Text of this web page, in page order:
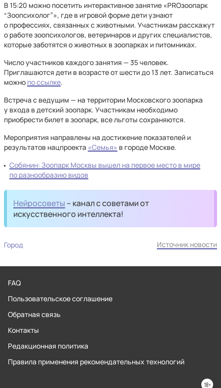
В 15:20 можно посетить интерактивное занятие «PROзоопарк
“Зоопсихолог”», где в игровой форме дети узнают
о профессиях, связанных с животными. Участникам расскажут
о работе зоопсихологов, ветеринаров и других специалистов,
которые заботятся о животных в зоопарках и питомниках.
Число участников каждого занятия — 35 человек.
Приглашаются дети в возрасте от шести до 13 лет. Записаться
можно по ссылке.
Встреча с ведущим — на территории Московского зоопарка
у входа в детский зоопарк. Участникам необходимо
приобрести билет в зоопарк, все льготы сохраняются.
Мероприятия направлены на достижение показателей и
результатов нацпроекта «Семья» в городе Москве.
Собянин: Зоопарк Москвы вышел на первое место в мире
по разнообразию видов
Нейросоветы – канал с советами от
искусственного интеллекта!
Город Источник новости
FAQ
Пользовательское соглашение
Обратная связь
Контакты
Редакционная политика
Правила применения рекомендательных технологий